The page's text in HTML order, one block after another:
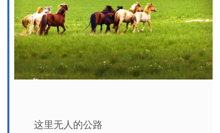
这里无人的公路